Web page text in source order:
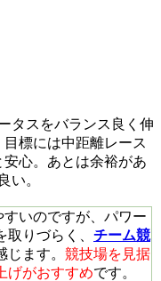
タスをバランス良く伸
標には中距離レース
安心。あとは余裕があ
い。
いのですが、パワー
取りづらく、 チーム競
ます。 競技場を見据
げがおすすめです。